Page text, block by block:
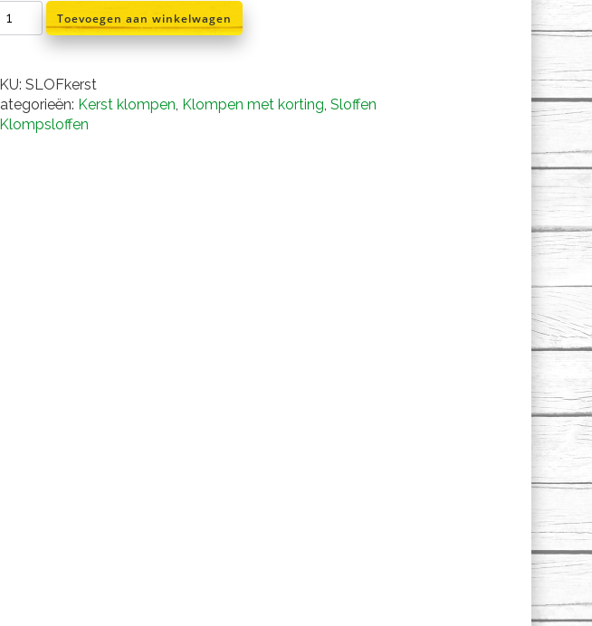
Toevoegen aan winkelwagen
SLOFkerst
Kerst klompen, Klompen met korting,Sloffen